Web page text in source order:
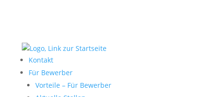
Kontakt
Für Bewerber
Vorteile – Für Bewerber